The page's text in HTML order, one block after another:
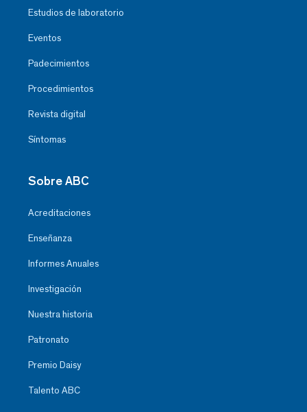
Estudios de laboratorio
Eventos
Padecimientos
Procedimientos
Revista digital
Síntomas
Sobre ABC
Acreditaciones
Enseñanza
Informes Anuales
Investigación
Nuestra historia
Patronato
Premio Daisy
Talento ABC